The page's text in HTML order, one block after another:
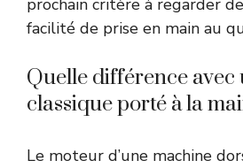
prochain critère à regarder
facilité de prise en main au
Quelle différence avec
classique porté à la
Le moteur d’une machine